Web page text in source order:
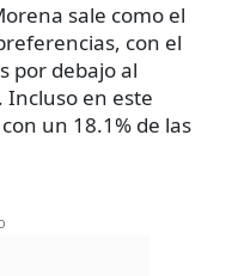
sale como el
con el
por debajo al
Incluso en este
un 18.1% de las